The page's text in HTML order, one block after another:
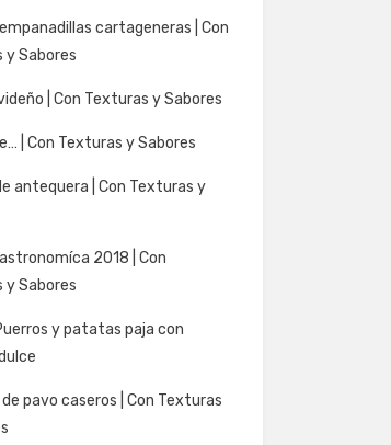
cartageneras | Con
y Sabores
| Con Texturas y Sabores
| Con Texturas y Sabores
antequera | Con Texturas y
2018 | Con
y Sabores
y patatas paja con
pavo caseros | Con Texturas